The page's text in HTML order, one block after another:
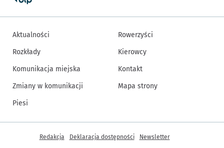
Aktualności
Rozkłady
Komunikacja miejska
Zmiany w komunikacji
Piesi
Rowerzyści
Kierowcy
Kontakt
Mapa strony
Inne informacje
Redakcja Deklaracja dostępności Newsletter